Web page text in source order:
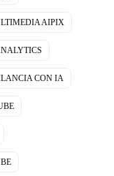
AIPIX
CON IA